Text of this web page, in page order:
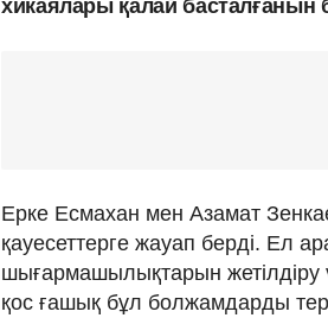
хикаялары қалай
Ерке Есмахан мен Азамат
қауесеттерге жауап берді. Ел
шығармашылықтарын жетілдіру
қос ғашық бұл болжамдарды